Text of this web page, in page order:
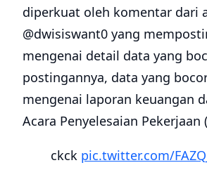
diperkuat oleh komentar dari
@dwisiswant0 yang
mengenai detail data yang
postingannya, data yang
mengenai laporan keuangan
Acara Penyelesaian Pekerjaan
ckck pic.twitter.com/